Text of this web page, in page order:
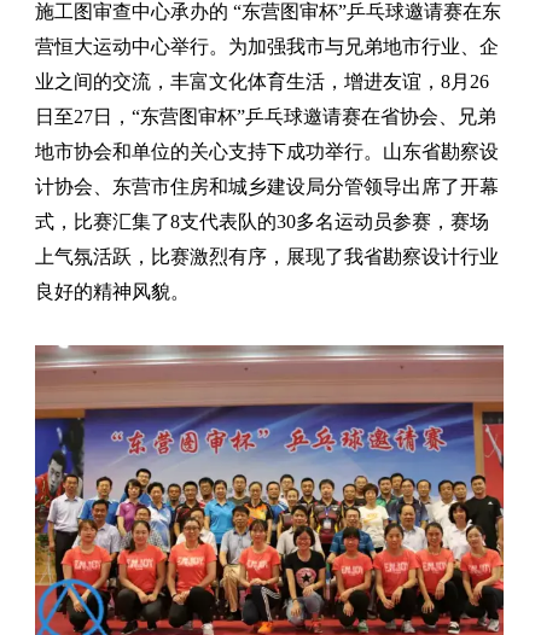
施工图审查中心承办的 “东营图审杯”乒乓球邀请赛在东
营恒大运动中心举行。 为加强我市与兄弟地市行业、企
业之间的交流，丰富文化体育生活，增进友谊， 8月 26
日至27日，“东营图审杯”乒乓球邀请赛在省协会、兄弟
地市协会和单位的关心支持下成功举行。山东省勘察设
计协会、东营市住房和城乡建设局分管领导出席了开幕
式，比赛汇集了8支代表队的30多名运动员参赛，赛场
上气氛活跃，比赛激烈有序，展现了我省勘察设计行业
良好的精神风貌。